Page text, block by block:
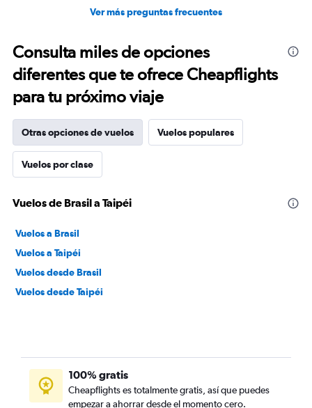
Ver más preguntas frecuentes
Consulta miles de opciones
diferentes que te ofrece Cheapflights
para tu próximo viaje
Otras opciones de vuelos Vuelos populares
Vuelos por clase
Vuelos de Brasil a Taipéi
Vuelos a Brasil
Vuelos a Taipéi
Vuelos desde Brasil
Vuelos desde Taipéi
100% gratis
Cheapflights es totalmente gratis, así que puedes
empezar a ahorrar desde el momento cero.